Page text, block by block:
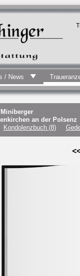
/ News
an der Polsenz
Kondolenzbuch (8)